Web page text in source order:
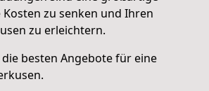
zu senken und Ihren
zu erleichtern.
besten Angebote für eine